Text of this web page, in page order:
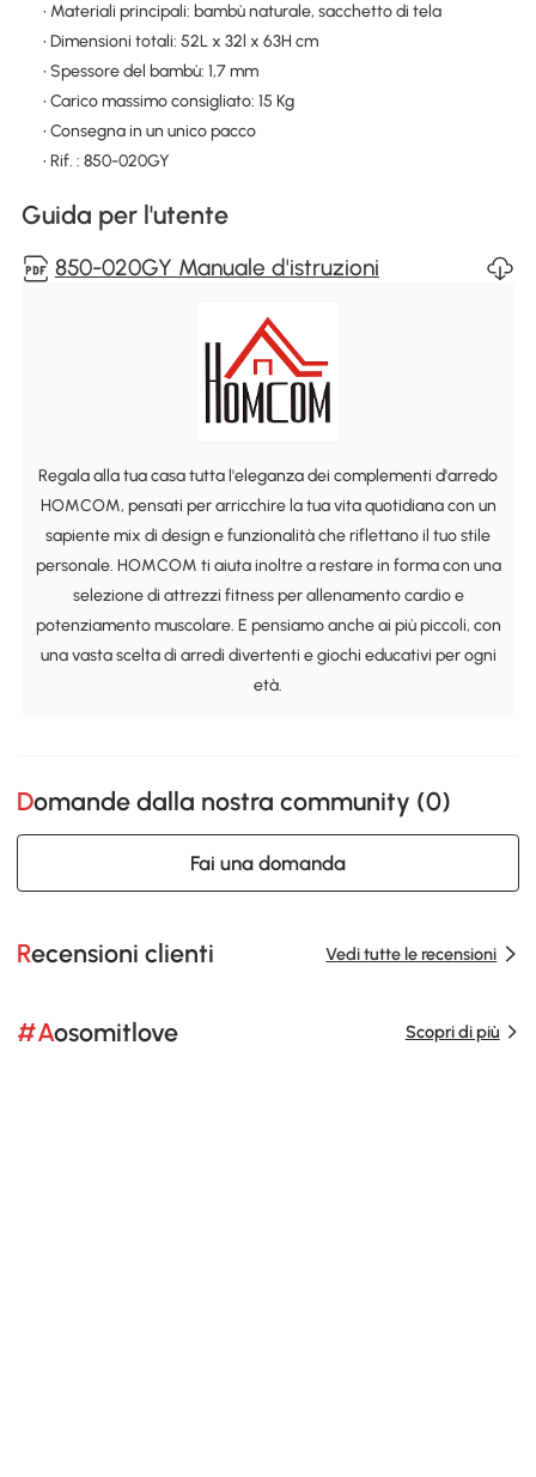
• Materiali principali: bambù naturale, sacchetto di tela
• Dimensioni totali: 52L x 32l x 63H cm
• Spessore del bambù: 1,7 mm
• Carico massimo consigliato: 15 Kg
• Consegna in un unico pacco
• Rif. : 850-020GY
Guida per l'utente
850-020GY Manuale d'istruzioni
Regala alla tua casa tutta l'eleganza dei complementi d'arredo
HOMCOM, pensati per arricchire la tua vita quotidiana con un
sapiente mix di design e funzionalità che riflettano il tuo stile
personale. HOMCOM ti aiuta inoltre a restare in forma con una
selezione di attrezzi fitness per allenamento cardio e
potenziamento muscolare. E pensiamo anche ai più piccoli, con
una vasta scelta di arredi divertenti e giochi educativi per ogni
età.
Domande dalla nostra community (0)
Fai una domanda
Recensioni clienti Vedi tutte le recensioni
#Aosomitlove Scopri di più